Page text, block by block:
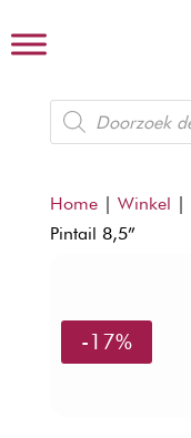
Producten
zoeken
Home| Winkel |
Pintail 8,5”
-17%